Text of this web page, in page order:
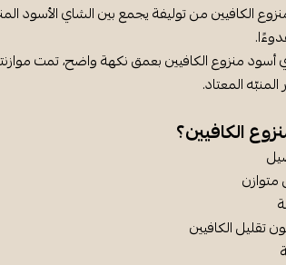
الكافيين من توليفة يجمع بين الشاي الأسود
منزوع الكافيين بعمق نكهة واضح، تمت
المعتاد.
الكافيين؟
تقليل الكافيين